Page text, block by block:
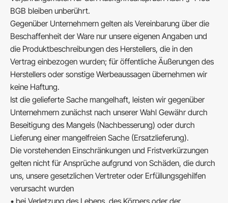
BGB bleiben unberührt.
Gegenüber Unternehmern gelten als Vereinbarung über die
Beschaffenheit der Ware nur unsere eigenen Angaben und
die Produktbeschreibungen des Herstellers, die in den
Vertrag einbezogen wurden; für öffentliche Äußerungen des
Herstellers oder sonstige Werbeaussagen übernehmen wir
keine Haftung.
Ist die gelieferte Sache mangelhaft, leisten wir gegenüber
Unternehmern zunächst nach unserer Wahl Gewähr durch
Beseitigung des Mangels (Nachbesserung) oder durch
Lieferung einer mangelfreien Sache (Ersatzlieferung).
Die vorstehenden Einschränkungen und Fristverkürzungen
gelten nicht für Ansprüche aufgrund von Schäden, die durch
uns, unsere gesetzlichen Vertreter oder Erfüllungsgehilfen
verursacht wurden
• bei Verletzung des Lebens, des Körpers oder der